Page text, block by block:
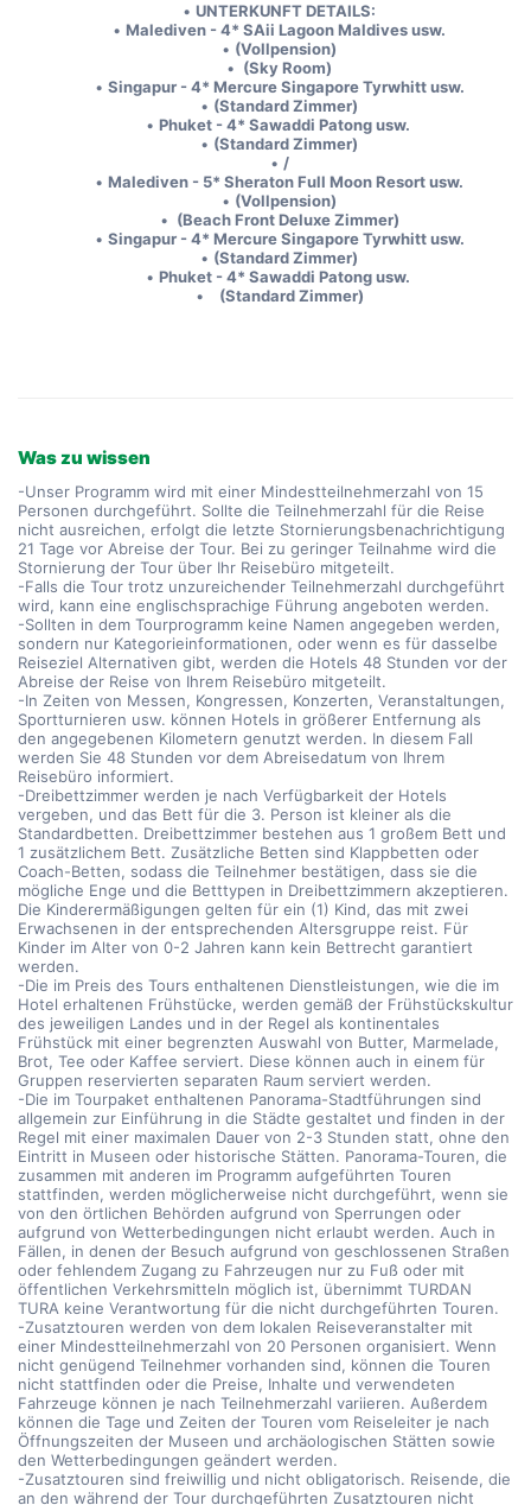
UNTERKUNFT DETAILS:
Malediven - 4* SAii Lagoon Maldives usw.
(Vollpension)
(Sky Room)
Singapur - 4* Mercure Singapore Tyrwhitt usw.
(Standard Zimmer)
Phuket - 4* Sawaddi Patong usw.
(Standard Zimmer)
/
Malediven - 5* Sheraton Full Moon Resort usw.
(Vollpension)
(Beach Front Deluxe Zimmer)
Singapur - 4* Mercure Singapore Tyrwhitt usw.
(Standard Zimmer)
Phuket - 4* Sawaddi Patong usw.
(Standard Zimmer)
Was zu wissen
-Unser Programm wird mit einer Mindestteilnehmerzahl von 15
Personen durchgeführt. Sollte die Teilnehmerzahl für die Reise
nicht ausreichen, erfolgt die letzte Stornierungsbenachrichtigung
21 Tage vor Abreise der Tour. Bei zu geringer Teilnahme wird die
Stornierung der Tour über Ihr Reisebüro mitgeteilt.
-Falls die Tour trotz unzureichender Teilnehmerzahl durchgeführt
wird, kann eine englischsprachige Führung angeboten werden.
-Sollten in dem Tourprogramm keine Namen angegeben werden,
sondern nur Kategorieinformationen, oder wenn es für dasselbe
Reiseziel Alternativen gibt, werden die Hotels 48 Stunden vor der
Abreise der Reise von Ihrem Reisebüro mitgeteilt.
-In Zeiten von Messen, Kongressen, Konzerten, Veranstaltungen,
Sportturnieren usw. können Hotels in größerer Entfernung als
den angegebenen Kilometern genutzt werden. In diesem Fall
werden Sie 48 Stunden vor dem Abreisedatum von Ihrem
Reisebüro informiert.
-Dreibettzimmer werden je nach Verfügbarkeit der Hotels
vergeben, und das Bett für die 3. Person ist kleiner als die
Standardbetten. Dreibettzimmer bestehen aus 1 großem Bett und
1 zusätzlichem Bett. Zusätzliche Betten sind Klappbetten oder
Coach-Betten, sodass die Teilnehmer bestätigen, dass sie die
mögliche Enge und die Betttypen in Dreibettzimmern akzeptieren.
Die Kinderermäßigungen gelten für ein (1) Kind, das mit zwei
Erwachsenen in der entsprechenden Altersgruppe reist. Für
Kinder im Alter von 0-2 Jahren kann kein Bettrecht garantiert
werden.
-Die im Preis des Tours enthaltenen Dienstleistungen, wie die im
Hotel erhaltenen Frühstücke, werden gemäß der Frühstückskultur
des jeweiligen Landes und in der Regel als kontinentales
Frühstück mit einer begrenzten Auswahl von Butter, Marmelade,
Brot, Tee oder Kaffee serviert. Diese können auch in einem für
Gruppen reservierten separaten Raum serviert werden.
-Die im Tourpaket enthaltenen Panorama-Stadtführungen sind
allgemein zur Einführung in die Städte gestaltet und finden in der
Regel mit einer maximalen Dauer von 2-3 Stunden statt, ohne den
Eintritt in Museen oder historische Stätten. Panorama-Touren, die
zusammen mit anderen im Programm aufgeführten Touren
stattfinden, werden möglicherweise nicht durchgeführt, wenn sie
von den örtlichen Behörden aufgrund von Sperrungen oder
aufgrund von Wetterbedingungen nicht erlaubt werden. Auch in
Fällen, in denen der Besuch aufgrund von geschlossenen Straßen
oder fehlendem Zugang zu Fahrzeugen nur zu Fuß oder mit
öffentlichen Verkehrsmitteln möglich ist, übernimmt TURDAN
TURA keine Verantwortung für die nicht durchgeführten Touren.
-Zusatztouren werden von dem lokalen Reiseveranstalter mit
einer Mindestteilnehmerzahl von 20 Personen organisiert. Wenn
nicht genügend Teilnehmer vorhanden sind, können die Touren
nicht stattfinden oder die Preise, Inhalte und verwendeten
Fahrzeuge können je nach Teilnehmerzahl variieren. Außerdem
können die Tage und Zeiten der Touren vom Reiseleiter je nach
Öffnungszeiten der Museen und archäologischen Stätten sowie
den Wetterbedingungen geändert werden.
-Zusatztouren sind freiwillig und nicht obligatorisch. Reisende, die
an den während der Tour durchgeführten Zusatztouren nicht